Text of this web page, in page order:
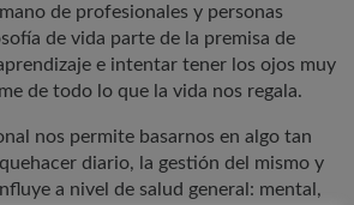
de profesionales y personas
de vida parte de la premisa de
e intentar tener los ojos muy
de todo lo que la vida nos regala.
nos permite basarnos en algo tan
diario, la gestión del mismo y
a nivel de salud general: mental,